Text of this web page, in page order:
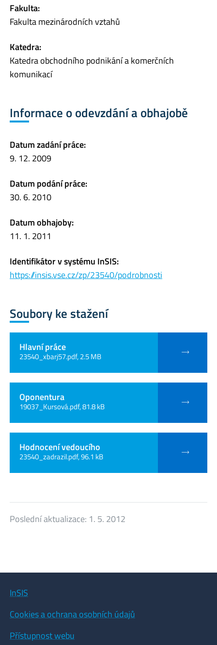
Fakulta:
Fakulta mezinárodních vztahů
Katedra:
Katedra obchodního podnikání a komerčních
komunikací
Informace o odevzdání a obhajobě
Datum zadání práce:
9. 12. 2009
Datum podání práce:
30. 6. 2010
Datum obhajoby:
11. 1. 2011
Identifikátor v systému InSIS:
https://insis.vse.cz/zp/23540/podrobnosti
Soubory ke stažení
Hlavní práce
23540_xbarj57.pdf, 2.5 MB
Oponentura
19037_Kursová.pdf, 81.8 kB
Hodnocení vedoucího
23540_zadrazil.pdf, 96.1 kB
Poslední aktualizace: 1. 5. 2012
InSIS
Cookies a ochrana osobních údajů
Přístupnost webu